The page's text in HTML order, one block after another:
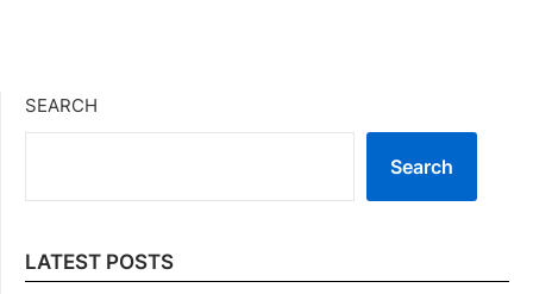
SEARCH
Search
LATEST POSTS